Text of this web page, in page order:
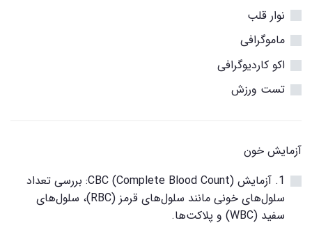
نوار قلب
ماموگرافی
اکو کاردیوگرافی
تست ورزش
آزمایش خون
1. آزمایش CBC (Complete Blood Count): بررسی تعداد
سلول‌های خونی مانند سلول‌های قرمز (RBC)، سلول‌های
سفید (WBC) و پلاکت‌ها.